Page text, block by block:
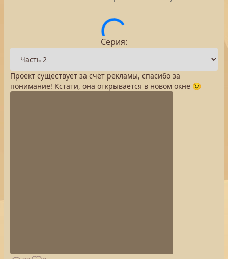
Серия:
Проект существует за счёт рекламы, спасибо за
понимание! Кстати, она открывается в новом окне 😉